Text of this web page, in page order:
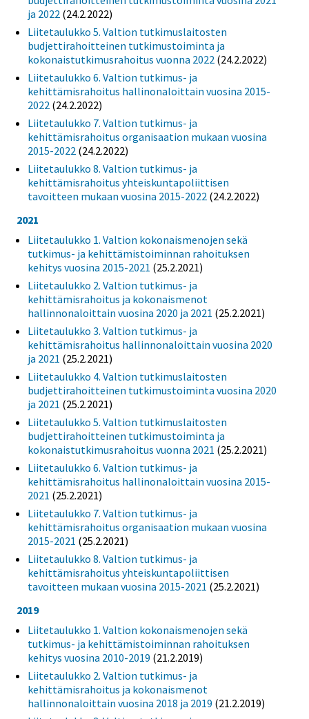
ja 2022 (24.2.2022)
Liitetaulukko 5. Valtion tutkimuslaitosten
budjettirahoitteinen tutkimustoiminta ja
kokonaistutkimusrahoitus vuonna 2022 (24.2.2022)
Liitetaulukko 6. Valtion tutkimus- ja
kehittämisrahoitus hallinonaloittain vuosina 2015-
2022 (24.2.2022)
Liitetaulukko 7. Valtion tutkimus- ja
kehittämisrahoitus organisaation mukaan vuosina
2015-2022 (24.2.2022)
Liitetaulukko 8. Valtion tutkimus- ja
kehittämisrahoitus yhteiskuntapoliittisen
tavoitteen mukaan vuosina 2015-2022 (24.2.2022)
2021
Liitetaulukko 1. Valtion kokonaismenojen sekä
tutkimus- ja kehittämistoiminnan rahoituksen
kehitys vuosina 2015-2021 (25.2.2021)
Liitetaulukko 2. Valtion tutkimus- ja
kehittämisrahoitus ja kokonaismenot
hallinnonaloittain vuosina 2020 ja 2021 (25.2.2021)
Liitetaulukko 3. Valtion tutkimus- ja
kehittämisrahoitus hallinnonaloittain vuosina 2020
ja 2021 (25.2.2021)
Liitetaulukko 4. Valtion tutkimuslaitosten
budjettirahoitteinen tutkimustoiminta vuosina 2020
ja 2021 (25.2.2021)
Liitetaulukko 5. Valtion tutkimuslaitosten
budjettirahoitteinen tutkimustoiminta ja
kokonaistutkimusrahoitus vuonna 2021 (25.2.2021)
Liitetaulukko 6. Valtion tutkimus- ja
kehittämisrahoitus hallinonaloittain vuosina 2015-
2021 (25.2.2021)
Liitetaulukko 7. Valtion tutkimus- ja
kehittämisrahoitus organisaation mukaan vuosina
2015-2021 (25.2.2021)
Liitetaulukko 8. Valtion tutkimus- ja
kehittämisrahoitus yhteiskuntapoliittisen
tavoitteen mukaan vuosina 2015-2021 (25.2.2021)
2019
Liitetaulukko 1. Valtion kokonaismenojen sekä
tutkimus- ja kehittämistoiminnan rahoituksen
kehitys vuosina 2010-2019 (21.2.2019)
Liitetaulukko 2. Valtion tutkimus- ja
kehittämisrahoitus ja kokonaismenot
hallinnonaloittain vuosina 2018 ja 2019 (21.2.2019)